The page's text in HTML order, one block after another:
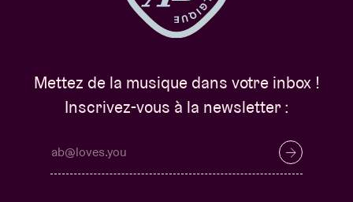
Mettez de la musique dans votre inbox !
Inscrivez-vous à la newsletter :